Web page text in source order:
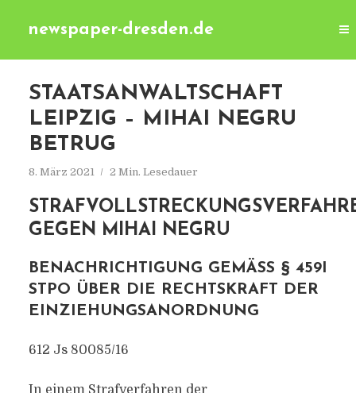
newspaper-dresden.de
STAATSANWALTSCHAFT
LEIPZIG – MIHAI NEGRU
BETRUG
8. März 2021 2 Min. Lesedauer
GEGEN MIHAI NEGRU
BENACHRICHTIGUNG GEMÄSS § 459I S
TPO ÜBER DIE RECHTSKRAFT DER E
INZIEHUNGSANORDNUNG
612 Js 80085/​16
In einem Strafverfahren der